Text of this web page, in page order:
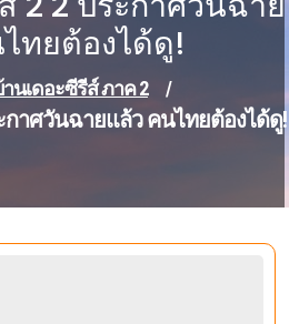
ทยต้องได้ดู!
นเดอะซีรีส์ ภาค 2 /
กาศวันฉายแล้ว คนไทยต้องได้ดู!